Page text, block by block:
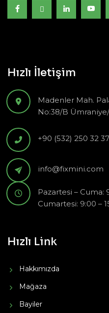
Hızlı İletişim
Madenler Mah.
No:38/B
+90 (532) 250 32 37
info@fixmini.com
Pazartesi – Cuma:
Cumartesi: 9:00 –
Hızlı Link
Hakkımızda
Mağaza
Bayiler